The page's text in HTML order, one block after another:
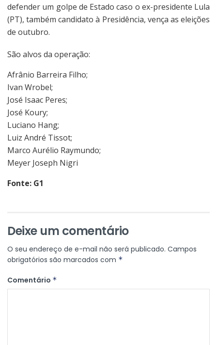
defender um golpe de Estado caso o ex-presidente Lula
(PT), também candidato à Presidência, vença as eleições
de outubro.
São alvos da operação:
Afrânio Barreira Filho;
Ivan Wrobel;
José Isaac Peres;
José Koury;
Luciano Hang;
Luiz André Tissot;
Marco Aurélio Raymundo;
Meyer Joseph Nigri
Fonte: G1
Deixe um comentário
O seu endereço de e-mail não será publicado. Campos
obrigatórios são marcados com *
Comentário *